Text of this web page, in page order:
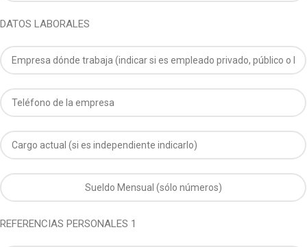
DATOS LABORALES
REFERENCIAS PERSONALES 1